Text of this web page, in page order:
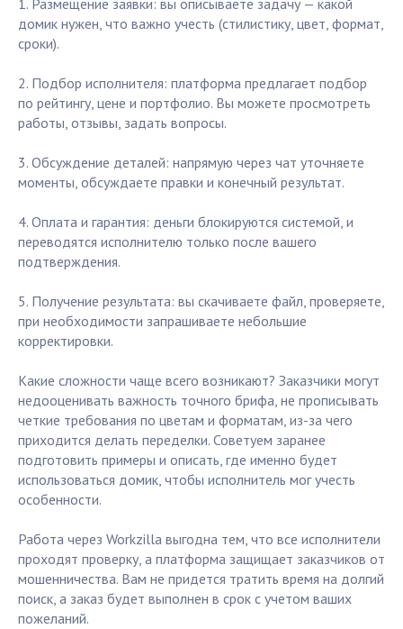
1. Размещение заявки: вы описываете задачу — какой
домик нужен, что важно учесть (стилистику, цвет, формат,
сроки).
2. Подбор исполнителя: платформа предлагает подбор
по рейтингу, цене и портфолио. Вы можете просмотреть
работы, отзывы, задать вопросы.
3. Обсуждение деталей: напрямую через чат уточняете
моменты, обсуждаете правки и конечный результат.
4. Оплата и гарантия: деньги блокируются системой, и
переводятся исполнителю только после вашего
подтверждения.
5. Получение результата: вы скачиваете файл, проверяете,
при необходимости запрашиваете небольшие
корректировки.
Какие сложности чаще всего возникают? Заказчики могут
недооценивать важность точного брифа, не прописывать
четкие требования по цветам и форматам, из-за чего
приходится делать переделки. Советуем заранее
подготовить примеры и описать, где именно будет
использоваться домик, чтобы исполнитель мог учесть
особенности.
Работа через Workzilla выгодна тем, что все исполнители
проходят проверку, а платформа защищает заказчиков от
мошенничества. Вам не придется тратить время на долгий
поиск, а заказ будет выполнен в срок с учетом ваших
пожеланий.